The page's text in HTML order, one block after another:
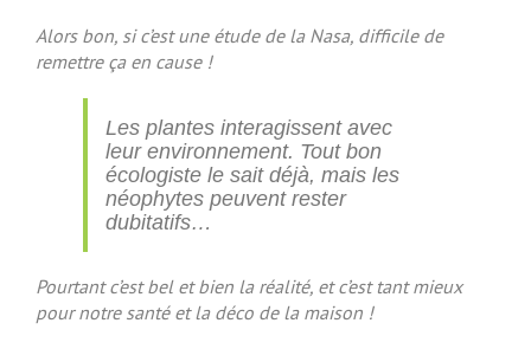
Alors bon, si c’est une étude de la Nasa, difficile de
remettre ça en cause !
Les plantes interagissent avec
leur environnement. Tout bon
écologiste le sait déjà, mais les
néophytes peuvent rester
dubitatifs…
Pourtant c’est bel et bien la réalité, et c’est tant mieux
pour notre santé et la déco de la maison !